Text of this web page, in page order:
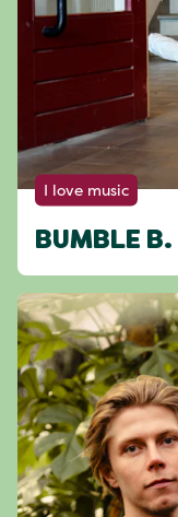
I love music
BUMBLE